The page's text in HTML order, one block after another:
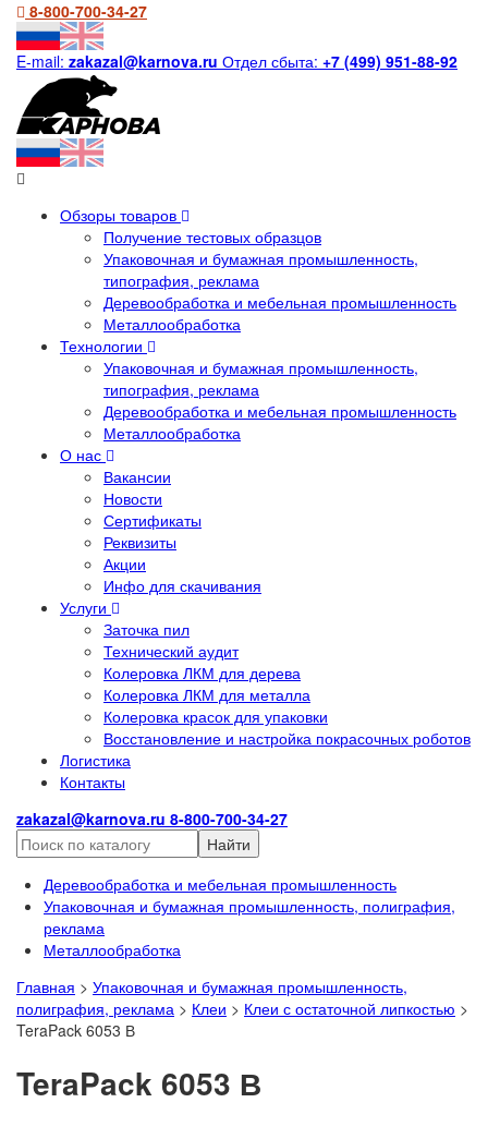
8-800-700-34-27
E-mail: zakazal@karnova.ru Отдел сбыта: +7 (499) 951-88-92
Обзоры товаров
Получение тестовых образцов
Упаковочная и бумажная промышленность,
типография, реклама
Деревообработка и мебельная промышленность
Металлообработка
Технологии
Упаковочная и бумажная промышленность,
типография, реклама
Деревообработка и мебельная промышленность
Металлообработка
О нас
Вакансии
Новости
Сертификаты
Реквизиты
Акции
Инфо для скачивания
Услуги
Заточка пил
Технический аудит
Колеровка ЛКМ для дерева
Колеровка ЛКМ для металла
Колеровка красок для упаковки
Восстановление и настройка покрасочных роботов
Логистика
Контакты
zakazal@karnova.ru 8-800-700-34-27
Найти
Деревообработка и мебельная промышленность
Упаковочная и бумажная промышленность, полиграфия,
реклама
Металлообработка
Главная > Упаковочная и бумажная промышленность,
полиграфия, реклама > Клеи > Клеи с остаточной липкостью >
TeraPack 6053 В
TeraPack 6053 В